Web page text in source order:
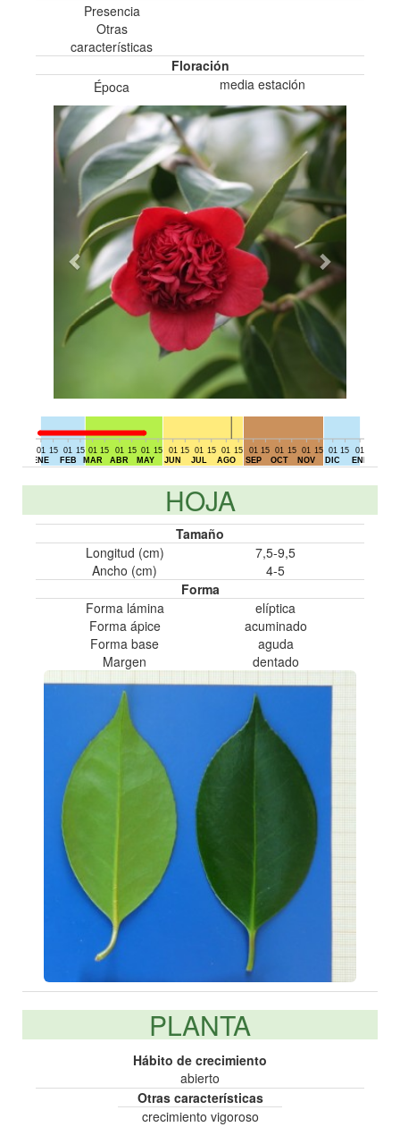
Presencia
Otras
características
Floración
Época
media estación
01
ENE
15
01
FEB
15 01
MAR
15
01
ABR
15 01
MAY
15
01
JUN
15
01
JUL
15
01
AGO
15
01
SEP
15
01
OCT
15
01
NOV
15 01
DIC
15
01
ENE
HOJA
Tamaño
Longitud (cm)
7,5-9,5
Ancho (cm)
4-5
Forma
Forma lámina
elíptica
Forma ápice
acuminado
Forma base
aguda
Margen
dentado
PLANTA
Hábito de crecimiento
abierto
Otras características
crecimiento vigoroso